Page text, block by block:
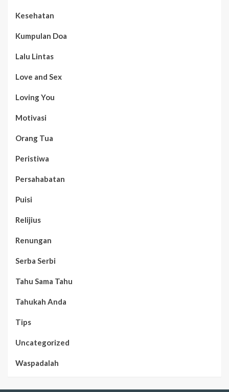
Kesehatan
Kumpulan Doa
Lalu Lintas
Love and Sex
Loving You
Motivasi
Orang Tua
Peristiwa
Persahabatan
Puisi
Relijius
Renungan
Serba Serbi
Tahu Sama Tahu
Tahukah Anda
Tips
Uncategorized
Waspadalah